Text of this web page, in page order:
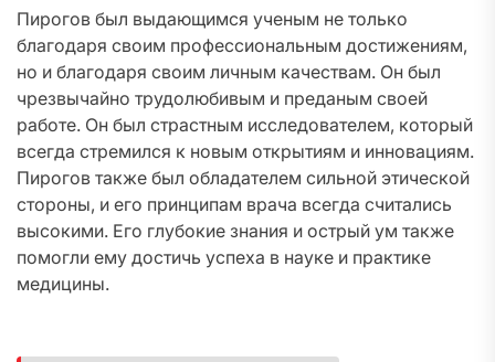
Пирогов был выдающимся ученым не только
благодаря своим профессиональным достижениям,
но и благодаря своим личным качествам. Он был
чрезвычайно трудолюбивым и преданым своей
работе. Он был страстным исследователем, который
всегда стремился к новым открытиям и инновациям.
Пирогов также был обладателем сильной этической
стороны, и его принципам врача всегда считались
высокими. Его глубокие знания и острый ум также
помогли ему достичь успеха в науке и практике
медицины.